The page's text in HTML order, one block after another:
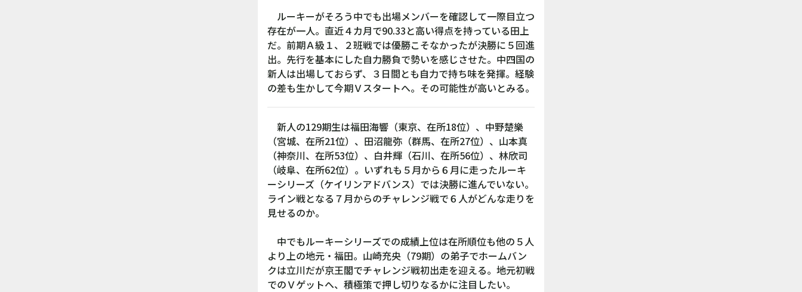
晃
也
ルーキーがそろう中でも出場メンバーを確認して一際目立つ
存在が一人。直近４カ月で90.33と高い得点を持っている田上
だ。前期Ａ級１、２班戦では優勝こそなかったが決勝に５回進
出。先行を基本にした自力勝負で勢いを感じさせた。中四国の
新人は出場しておらず、３日間とも自力で持ち味を発揮。経験
の差も生かして今期Ｖスタートへ。その可能性が高いとみる。
新人の129期生は福田海響（東京、在所18位）、中野楚樂
（宮城、在所21位）、田沼龍弥（群馬、在所27位）、山本真
（神奈川、在所53位）、白井輝（石川、在所56位）、林欣司
（岐阜、在所62位）。いずれも５月から６月に走ったルーキ
ーシリーズ（ケイリンアドバンス）では決勝に進んでいない。
ライン戦となる７月からのチャレンジ戦で６人がどんな走りを
見せるのか。
中でもルーキーシリーズでの成績上位は在所順位も他の５人
より上の地元・福田。山崎充央（79期）の弟子でホームバン
クは立川だが京王閣でチャレンジ戦初出走を迎える。地元初戦
でのＶゲットへ、積極策で押し切りなるかに注目したい。